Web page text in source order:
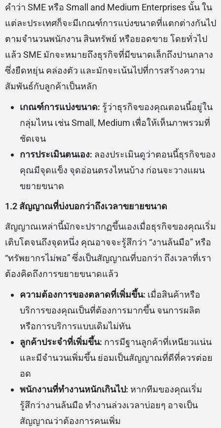
คำว่า SME หรือ Small and Medium Enterprises นั้น ใน
แต่ละประเทศก็จะมีเกณฑ์การแบ่งขนาดที่แตกต่างกันไป
ตามจำนวนพนักงาน สินทรัพย์ หรือยอดขาย โดยทั่วไป
แล้ว SME มักจะหมายถึงธุรกิจที่มีขนาดเล็กถึงปานกลาง
ซึ่งยืดหยุ่น คล่องตัว และมักจะเน้นไปที่การสร้างความ
สัมพันธ์กับลูกค้าเป็นหลัก
เกณฑ์การแบ่งขนาด: รู้ว่าธุรกิจของคุณตอนนี้อยู่ใน
กลุ่มไหน เช่น Small, Medium เพื่อให้เห็นภาพรวมที่
ชัดเจน
การประเมินตนเอง: ลองประเมินดูว่าตอนนี้ธุรกิจของ
คุณมีจุดแข็ง จุดอ่อนตรงไหนบ้าง ก่อนจะวางแผน
ขยายขนาด
1.2 สัญญาณที่บ่งบอกว่าถึงเวลาขยายขนาด
สัญญาณเหล่านี้มักจะปรากฏขึ้นเองเมื่อธุรกิจของคุณเริ่ม
เติบโตจนถึงจุดหนึ่ง คุณอาจจะรู้สึกว่า “งานล้นมือ” หรือ
“ทรัพยากรไม่พอ” ซึ่งเป็นสัญญาณที่บอกว่า ถึงเวลาที่เรา
ต้องคิดถึงการขยายขนาดแล้ว
ความต้องการของตลาดที่เพิ่มขึ้น: เมื่อสินค้าหรือ
บริการของคุณเป็นที่ต้องการมากขึ้น จนการผลิต
หรือการบริการแบบเดิมไม่ทัน
ลูกค้าประจำที่เพิ่มขึ้น: การมีฐานลูกค้าที่เหนียวแน่น
และมีจำนวนเพิ่มขึ้น ย่อมเป็นสัญญาณที่ดีที่ควรต่อย
อด
พนักงานที่ทำงานหนักเกินไป: หากทีมของคุณเริ่ม
รู้สึกว่างานล้นมือ ทำงานล่วงเวลาบ่อยๆ อาจเป็น
สัญญาณว่าต้องการคนเพิ่ม